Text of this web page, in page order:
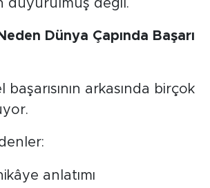
duyurulmuş değil.
Dünya Çapında Başarı
başarısının arkasında birçok
anlatımı